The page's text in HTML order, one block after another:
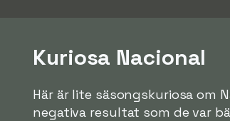
Kuriosa Nacional
Här är lite säsongskuriosa om
negativa resultat som de var